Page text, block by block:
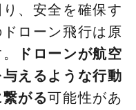
、安全を確保す
ローン飛行は原
ドローンが航空
えるような行動
がる可能性があ